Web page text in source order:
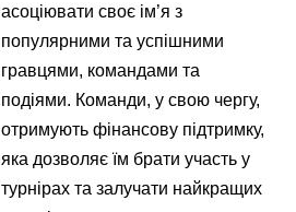
асоціювати своє ім’я з
популярними та успішними
гравцями, командами та
подіями. Команди, у свою чергу,
отримують фінансову підтримку,
яка дозволяє їм брати участь у
турнірах та залучати найкращих